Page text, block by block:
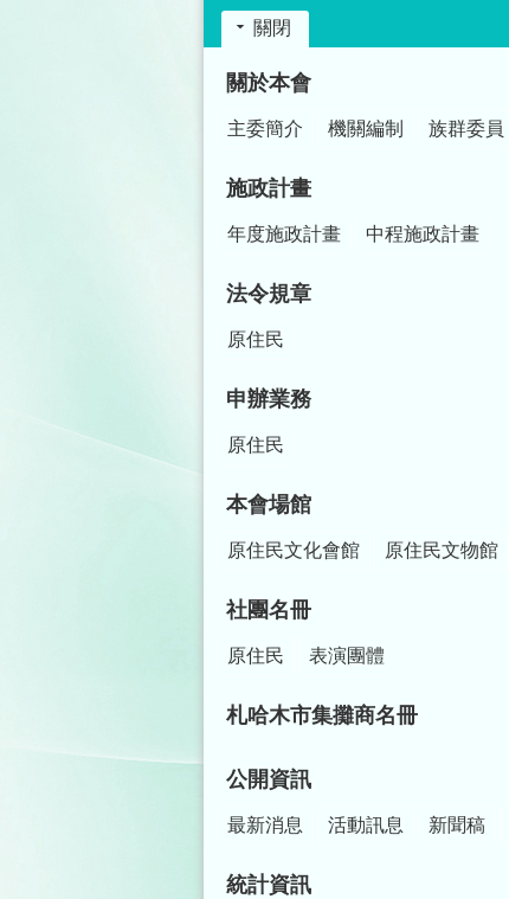
關閉
關於本會
主委簡介 機關編制 族群委員
施政計畫
年度施政計畫 中程施政計畫
法令規章
原住民
申辦業務
原住民
本會場館
原住民文化會館 原住民文物館
社團名冊
原住民 表演團體
札哈木市集攤商名冊
公開資訊
最新消息 活動訊息 新聞稿
統計資訊